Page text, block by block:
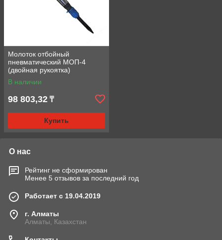
Молоток отбойный
пневматический МОП-4
(двойная рукоятка)
В наличии
98 803,32 ₸
Купить
О нас
Рейтинг не сформирован
Менее 5 отзывов за последний год
Работает с 19.04.2019
г. Алматы
Алматы, Казахстан